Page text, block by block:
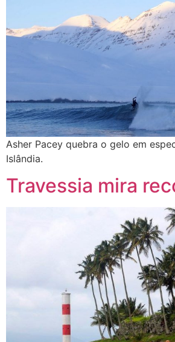
Asher Pacey quebra o gelo em
Islândia.
Travessia mira